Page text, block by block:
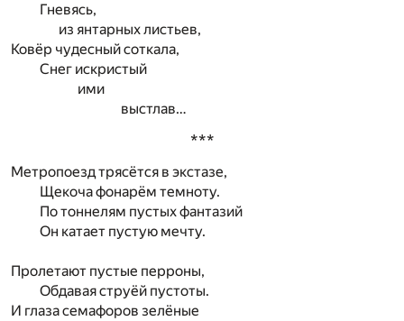
Гневясь,
из янтарных листьев,
Ковёр чудесный соткала,
Снег искристый
ими
выстлав…
***
Метропоезд трясётся в экстазе,
Щекоча фонарём темноту.
По тоннелям пустых фантазий
Он катает пустую мечту.
Пролетают пустые перроны,
Обдавая струёй пустоты.
И глаза семафоров зелёные